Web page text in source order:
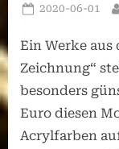
Posted
2020-06-01
Ein Werke aus
Zeichnung“
besonders
Euro diesen
Acrylfarben